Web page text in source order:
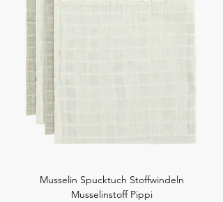
Musselin Spucktuch Stoffwindeln
Musselinstoff Pippi